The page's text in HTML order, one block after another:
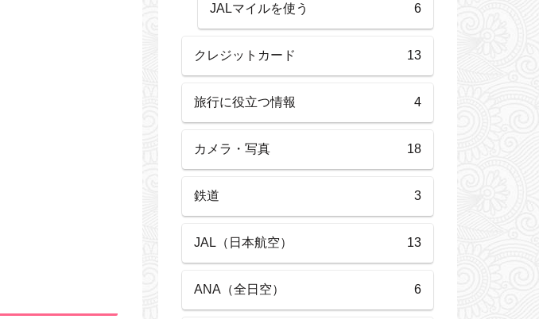
JALマイルを使う 6
クレジットカード 13
旅行に役立つ情報 4
カメラ・写真 18
鉄道 3
JAL（日本航空） 13
ANA（全日空） 6